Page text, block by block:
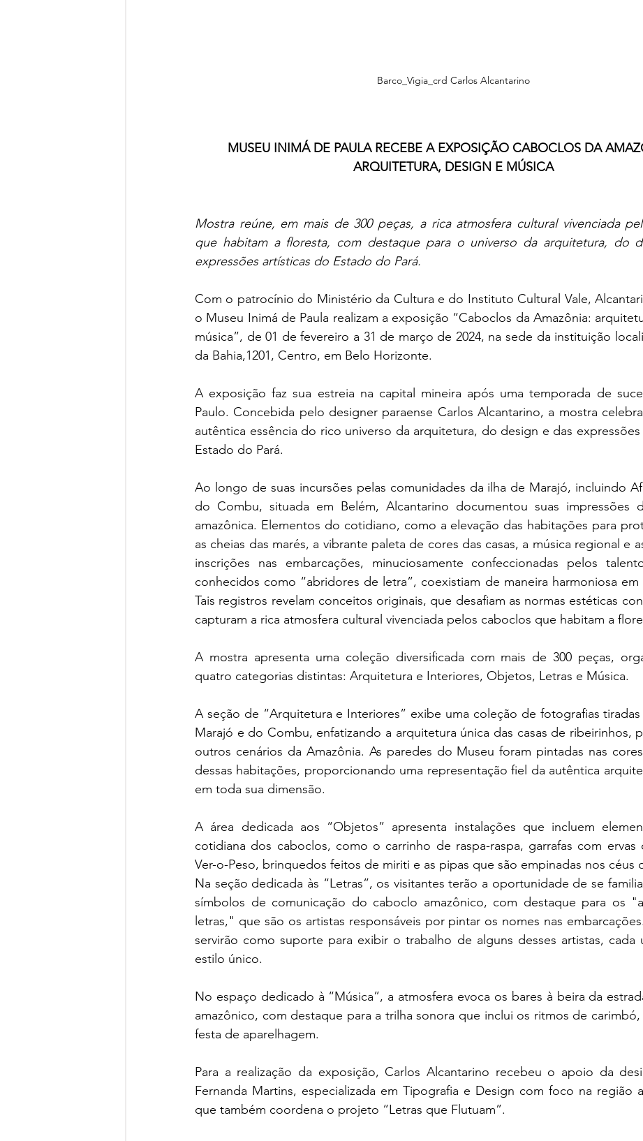
Barco_Vigia_crd Carlos Alcantarino
MUSEU INIMÁ DE PAULA RECEBE A EXPOSIÇÃO CABOCLOS DA
ARQUITETURA, DESIGN E MÚSICA
Mostra reúne, em mais de 300 peças, a rica atmosfera cultural vivenciada
que habitam a floresta, com destaque para o universo da arquitetura, do
expressões artísticas do Estado do Pará.
Com o patrocínio do Ministério da Cultura e do Instituto Cultural Vale,
o Museu Inimá de Paula realizam a exposição “Caboclos da Amazônia:
música”, de 01 de fevereiro a 31 de março de 2024, na sede da instituição
da Bahia,1201, Centro, em Belo Horizonte.
A exposição faz sua estreia na capital mineira após uma temporada de
Paulo. Concebida pelo designer paraense Carlos Alcantarino, a mostra
autêntica essência do rico universo da arquitetura, do design e das
Estado do Pará.
Ao longo de suas incursões pelas comunidades da ilha de Marajó, incluindo
do Combu, situada em Belém, Alcantarino documentou suas impressões
amazônica. Elementos do cotidiano, como a elevação das habitações para
as cheias das marés, a vibrante paleta de cores das casas, a música regional e
inscrições nas embarcações, minuciosamente confeccionadas pelos
conhecidos como “abridores de letra”, coexistiam de maneira harmoniosa em
Tais registros revelam conceitos originais, que desafiam as normas estéticas
capturam a rica atmosfera cultural vivenciada pelos caboclos que habitam a
A mostra apresenta uma coleção diversificada com mais de 300 peças,
quatro categorias distintas: Arquitetura e Interiores, Objetos, Letras e Música.
A seção de “Arquitetura e Interiores” exibe uma coleção de fotografias
Marajó e do Combu, enfatizando a arquitetura única das casas de ribeirinhos,
outros cenários da Amazônia. As paredes do Museu foram pintadas nas
dessas habitações, proporcionando uma representação fiel da autêntica
em toda sua dimensão.
A área dedicada aos “Objetos” apresenta instalações que incluem
cotidiana dos caboclos, como o carrinho de raspa-raspa, garrafas com ervas
Ver-o-Peso, brinquedos feitos de miriti e as pipas que são empinadas nos céus
Na seção dedicada às “Letras”, os visitantes terão a oportunidade de se
símbolos de comunicação do caboclo amazônico, com destaque para os
letras," que são os artistas responsáveis por pintar os nomes nas
servirão como suporte para exibir o trabalho de alguns desses artistas, cada
estilo único.
No espaço dedicado à “Música”, a atmosfera evoca os bares à beira da
amazônico, com destaque para a trilha sonora que inclui os ritmos de
festa de aparelhagem.
Para a realização da exposição, Carlos Alcantarino recebeu o apoio da
Fernanda Martins, especializada em Tipografia e Design com foco na região
que também coordena o projeto “Letras que Flutuam”.